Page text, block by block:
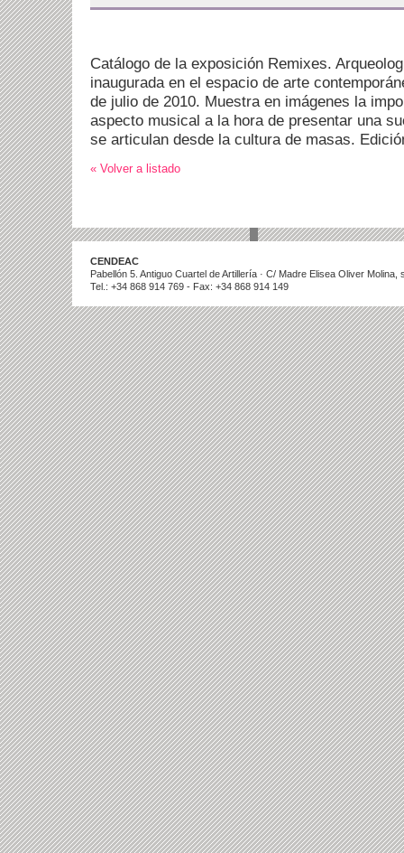
Catálogo de la exposición Remixes.
inaugurada en el espacio de arte
de julio de 2010. Muestra en imágenes la
aspecto musical a la hora de presentar una
se articulan desde la cultura de masas.
« Volver a listado
CENDEAC
Pabellón 5. Antiguo Cuartel de Artillería · C/ Madre Elisea Oliver
Tel.: +34 868 914 769 - Fax: +34 868 914 149